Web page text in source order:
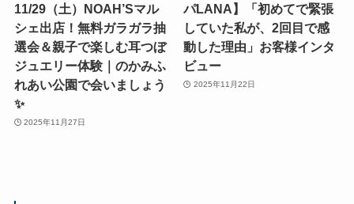
11/29（土）NOAH’Sマル
シェ出店！無料ガラガラ抽
選会＆親子で楽しむ耳つぼ
ジュエリー体験｜のかみふ
れあい公園で会いましょう
✨
2025年11月27日
パLANA】「初めてで緊張
していた私が、2回目で感
動した理由」お客様インタ
ビュー
2025年11月22日